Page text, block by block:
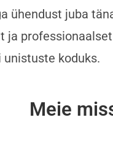
ühendust juba
ja professionaalset
koduks.
Meie